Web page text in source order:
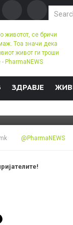
Search
ЗДРАВЈЕ
пати
дека 5
@PharmaNEWS